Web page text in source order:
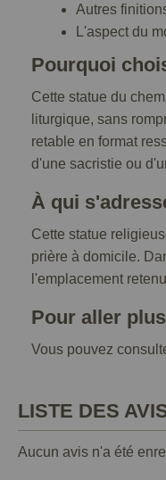
Autres
L'aspect du
Pourquoi
Cette statue du
liturgique, sans
retable en format
d'une sacristie ou
À qui
Cette statue
prière à domicile.
l'emplacement
Pour aller
Vous pouvez
LISTE DES
Aucun avis n'a été